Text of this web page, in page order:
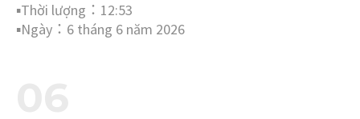
▪︎Thời lượng：12:53
▪︎Ngày：6 tháng 6 năm 2026